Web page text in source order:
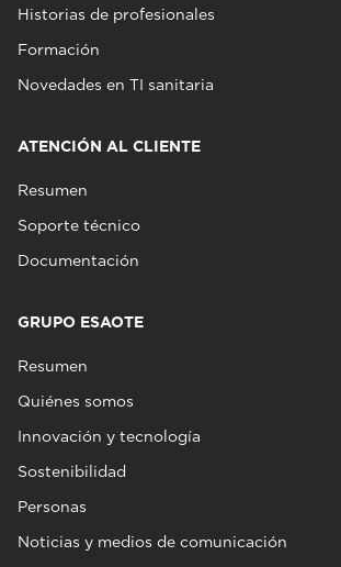
Historias de profesionales
Formación
Novedades en TI sanitaria
ATENCIÓN AL CLIENTE
Resumen
Soporte técnico
Documentación
GRUPO ESAOTE
Resumen
Quiénes somos
Innovación y tecnología
Sostenibilidad
Personas
Noticias y medios de comunicación